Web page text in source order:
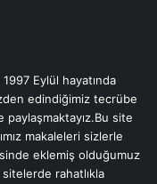
Eylül hayatında
edindiğimiz tecrübe
site
makaleleri sizlerle
eklemiş olduğumuz
rahatlıkla